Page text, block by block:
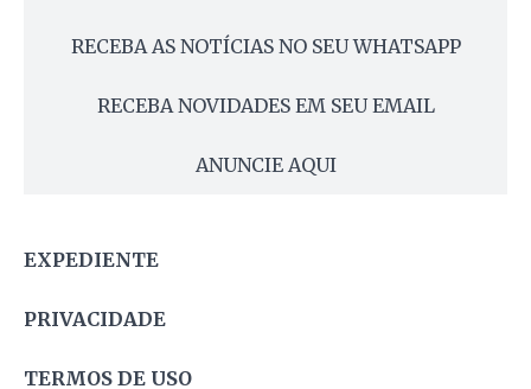
RECEBA AS NOTÍCIAS NO SEU WHATSAPP
RECEBA NOVIDADES EM SEU EMAIL
ANUNCIE AQUI
EXPEDIENTE
PRIVACIDADE
TERMOS DE USO